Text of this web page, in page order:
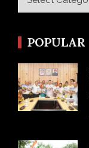
POPULAR